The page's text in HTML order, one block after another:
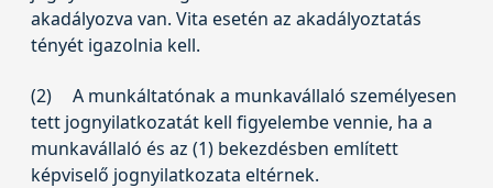
akadályozva van. Vita esetén az akadályoztatás
tényét igazolnia kell.
(2)
A munkáltatónak a munkavállaló személyesen
tett jognyilatkozatát kell figyelembe vennie, ha a
munkavállaló és az (1) bekezdésben említett
képviselő jognyilatkozata eltérnek.